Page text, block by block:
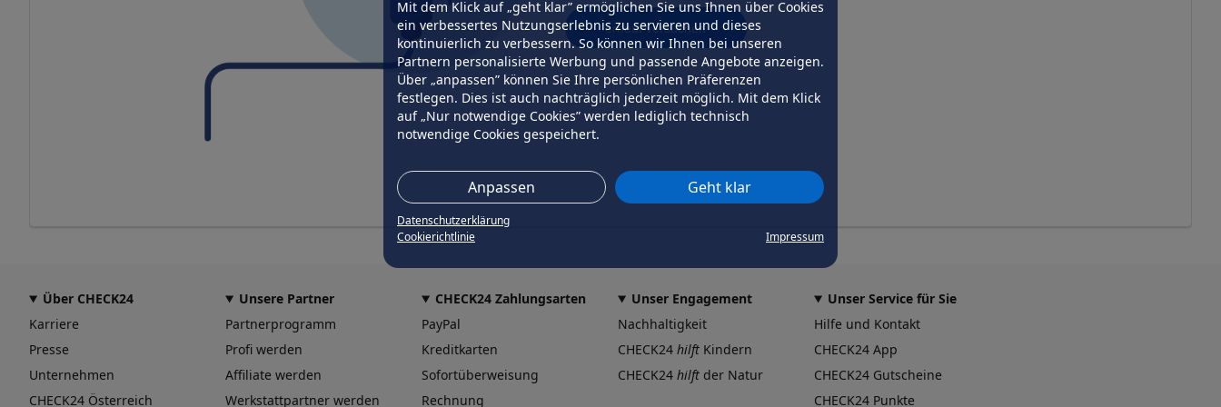
Mit dem Klick auf „geht klar” ermöglichen Sie uns Ihnen über Cookies
ein verbessertes Nutzungserlebnis zu servieren und dieses
kontinuierlich zu verbessern. So können wir Ihnen bei unseren
Partnern personalisierte Werbung und passende Angebote anzeigen.
Über „anpassen” können Sie Ihre persönlichen Präferenzen
festlegen. Dies ist auch nachträglich jederzeit möglich. Mit dem Klick
auf „Nur notwendige Cookies” werden lediglich technisch
notwendige Cookies gespeichert.
Anpassen Geht klar
Datenschutzerklärung
Cookierichtlinie
Impressum
erneut versuchen
Über CHECK24
Karriere
Presse
Unternehmen
CHECK24 Österreich
Unsere Partner
Partnerprogramm
Profi werden
Affiliate werden
Werkstattpartner werden
CHECK24 Zahlungsarten
PayPal
Kreditkarten
Sofortüberweisung
Rechnung
Unser Engagement
Nachhaltigkeit
CHECK24 hilft Kindern
CHECK24 hilft der Natur
Unser Service für Sie
Hilfe und Kontakt
CHECK24 App
CHECK24 Gutscheine
CHECK24 Punkte